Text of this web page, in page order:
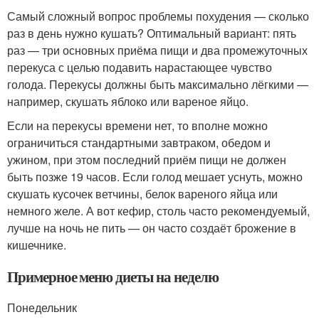
Самый сложный вопрос проблемы похудения — сколько
раз в день нужно кушать? Оптимальный вариант: пять
раз — три основных приёма пищи и два промежуточных
перекуса с целью подавить нарастающее чувство
голода. Перекусы должны быть максимально лёгкими —
например, скушать яблоко или вареное яйцо.
Если на перекусы времени нет, то вполне можно
ограничиться стандартными завтраком, обедом и
ужином, при этом последний приём пищи не должен
быть позже 19 часов. Если голод мешает уснуть, можно
скушать кусочек ветчины, белок вареного яйца или
немного желе. А вот кефир, столь часто рекомендуемый,
лучше на ночь не пить — он часто создаёт брожение в
кишечнике.
Примерное меню диеты на неделю
Понедельник